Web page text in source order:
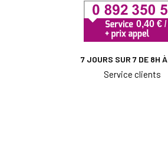
7 JOURS SUR 7 DE 8H
Service clients